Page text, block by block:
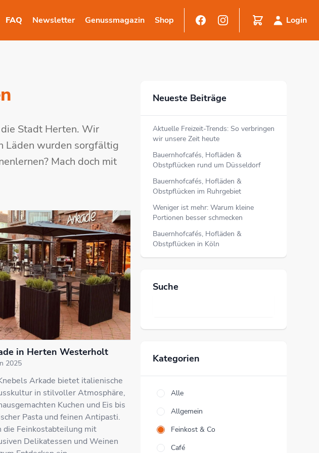
FAQ Newsletter Genussmagazin Shop Login
Stadt Herten. Wir
Läden wurden sorgfältig
Mach doch mit
in Herten Westerholt
2025
Arkade bietet italienische
in stilvoller Atmosphäre,
Kuchen und Eis bis
Pasta und feinen Antipasti.
die Feinkostabteilung mit
Delikatessen und Weinen
Neueste Beiträge
Aktuelle Freizeit-Trends: So verbringen
wir unsere Zeit heute
Bauernhofcafés, Hofläden &
Obstpflücken rund um Düsseldorf
Bauernhofcafés, Hofläden &
Obstpflücken im Ruhrgebiet
Weniger ist mehr: Warum kleine
Portionen besser schmecken
Bauernhofcafés, Hofläden &
Obstpflücken in Köln
Suche
Kategorien
Alle
Allgemein
Feinkost & Co
Café